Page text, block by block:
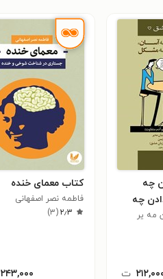
چه
چه
مه یر
ت
کتاب معمای خنده
فاطمه نصر اصفهانی
۲٫۳(۳)
۲۴۳,۰۰۰